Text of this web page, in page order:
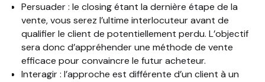
Persuader : le closing étant la dernière étape de la
vente, vous serez l’ultime interlocuteur avant de
qualifier le client de potentiellement perdu. L’objectif
sera donc d’appréhender une méthode de vente
efficace pour convaincre le futur acheteur.
Interagir : l’approche est différente d’un client à un